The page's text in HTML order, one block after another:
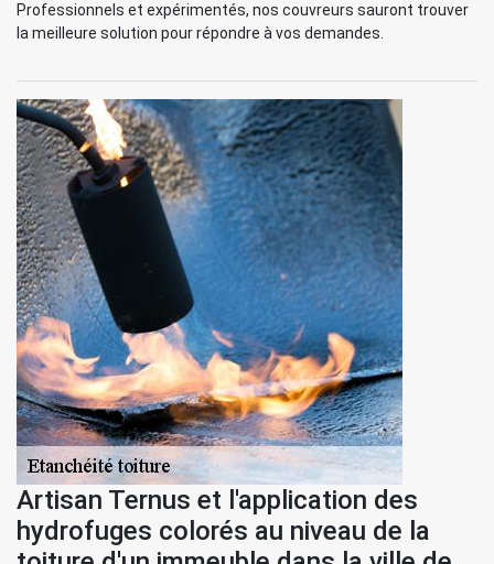
Professionnels et expérimentés, nos couvreurs sauront trouver
la meilleure solution pour répondre à vos demandes.
Artisan Ternus et l'application des
hydrofuges colorés au niveau de la